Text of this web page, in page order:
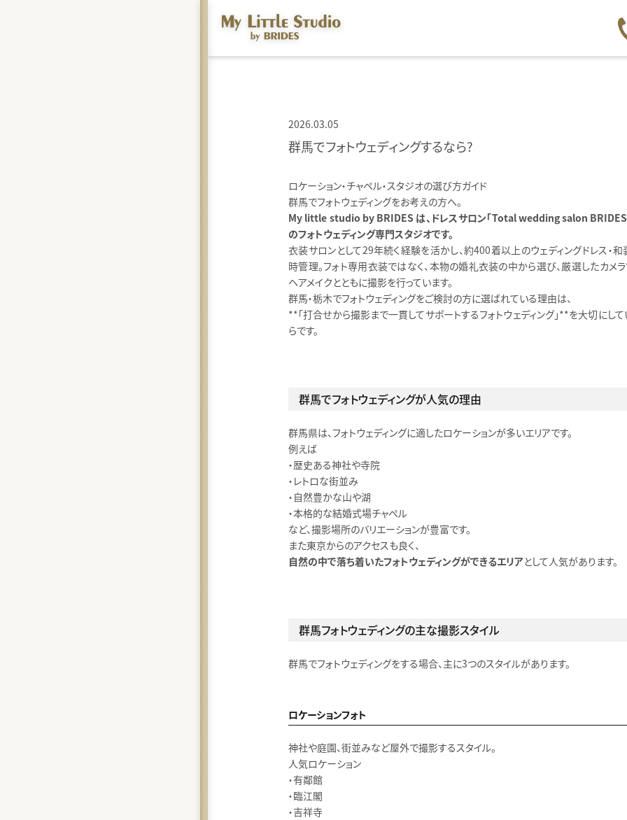
2026.03.05
群馬でフォトウェディングするなら？
ロケーション・チャペル・スタジオの選び方ガイド
群馬でフォトウェディングをお考えの方へ。
My little studio by BRIDES は、ドレスサロン「Total wedding salon BRIDES
のフォトウェディング専門スタジオです。
衣装サロンとして29年続く経験を活かし、約400着以上のウェディングドレス・
時管理。フォト専用衣装ではなく、本物の婚礼衣装の中から選び、厳選したカメ
ヘアメイクとともに撮影を行っています。
群馬・栃木でフォトウェディングをご検討の方に選ばれている理由は、
**「打合せから撮影まで一貫してサポートするフォトウェディング」**を大切にし
らです。
群馬でフォトウェディングが人気の理由
群馬県は、フォトウェディングに適したロケーションが多いエリアです。
例えば
・歴史ある神社や寺院
・レトロな街並み
・自然豊かな山や湖
・本格的な結婚式場チャペル
など、撮影場所のバリエーションが豊富です。
また東京からのアクセスも良く、
自然の中で落ち着いたフォトウェディングができるエリアとして人気があります。
群馬フォトウェディングの主な撮影スタイル
群馬でフォトウェディングをする場合、主に3つのスタイルがあります。
ロケーションフォト
神社や庭園、街並みなど屋外で撮影するスタイル。
人気ロケーション
・有鄰館
・臨江閣
・吉祥寺